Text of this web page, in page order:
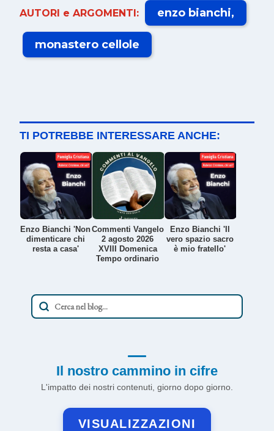
AUTORI e ARGOMENTI: enzo bianchi
monastero cellole
TI POTREBBE INTERESSARE ANCHE:
Enzo Bianchi 'Non
dimenticare chi
resta a casa'
Commenti Vangelo
2 agosto 2026
XVIII Domenica
Tempo ordinario
Enzo Bianchi 'Il
vero spazio sacro
è mio fratello'
Il nostro cammino in cifre
L'impatto dei nostri contenuti, giorno dopo giorno.
VISUALIZZAZIONI